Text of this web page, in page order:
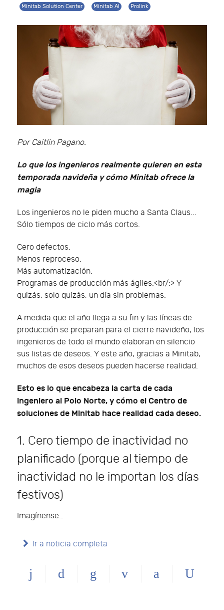
Minitab Solution Center
Minitab AI Prolink
Por Caitlin Pagano.
Lo que los ingenieros realmente quieren en esta
temporada navideña y cómo Minitab ofrece la
magia
Los ingenieros no le piden mucho a Santa Claus...
Sólo tiempos de ciclo más cortos.
Cero defectos.
Menos reproceso.
Más automatización.
Programas de producción más ágiles.<br/:> Y
quizás, solo quizás, un día sin problemas.
A medida que el año llega a su fin y las líneas de
producción se preparan para el cierre navideño, los
ingenieros de todo el mundo elaboran en silencio
sus listas de deseos. Y este año, gracias a Minitab,
muchos de esos deseos pueden hacerse realidad.
Esto es lo que encabeza la carta de cada
ingeniero al Polo Norte, y cómo el Centro de
soluciones de Minitab hace realidad cada deseo.
1. Cero tiempo de inactividad no
planificado (porque al tiempo de
inactividad no le importan los días
festivos)
Imagínense…
Ir a noticia completa